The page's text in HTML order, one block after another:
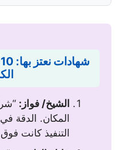
الشيخ/ فواز:
المكان. الدقة
التنفيذ كانت